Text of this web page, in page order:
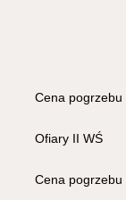
Cena pogrzebu
Ofiary II WŚ
Cena pogrzebu